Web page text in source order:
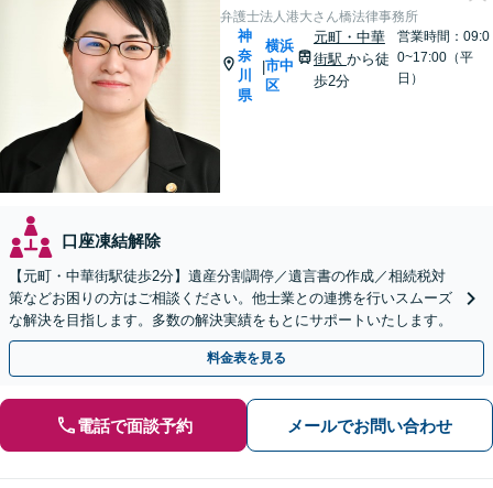
弁護士法人港大さん橋法律事務所
神
奈
川
県
|
横浜
市中
区
元町・中華
街駅 から徒
歩2分
営業時間：09:0
0~17:00（平
日）
口座凍結解除
【元町・中華街駅徒歩2分】遺産分割調停／遺言書の作成／相続税対
策などお困りの方はご相談ください。他士業との連携を行いスムーズ
な解決を目指します。多数の解決実績をもとにサポートいたします。
料金表を見る
電話で面談予約 メールでお問い合わせ